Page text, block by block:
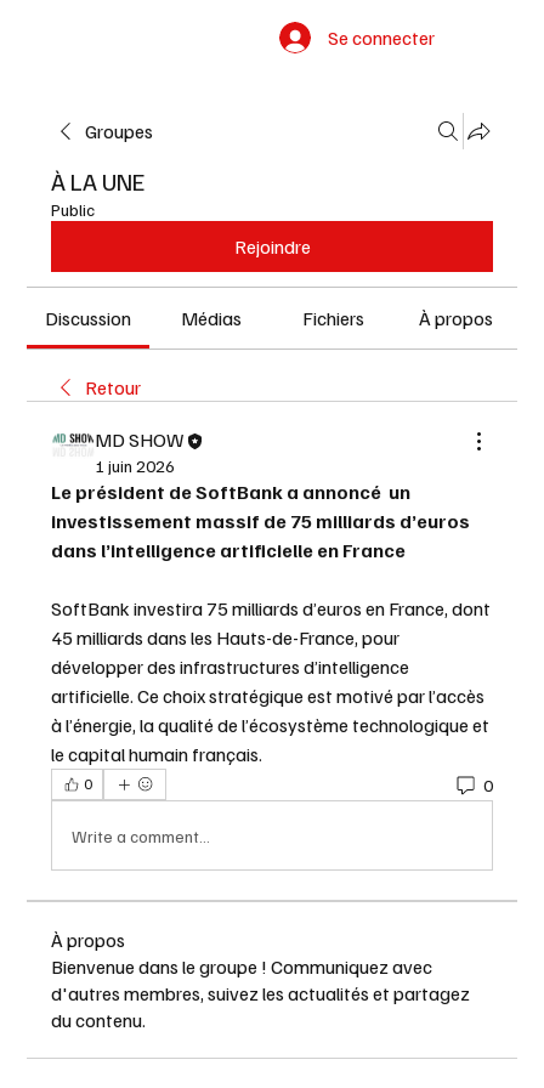
Se connecter
Groupes
À LA UNE
Public
Rejoindre
Discussion Médias Fichiers À propos
Retour
MD SHOW
1 juin 2026
Le président de SoftBank a annoncé  un
investissement massif de 75 milliards d’euros
dans l’intelligence artificielle en France
SoftBank investira 75 milliards d’euros en France, dont
45 milliards dans les Hauts-de-France, pour
développer des infrastructures d’intelligence
artificielle. Ce choix stratégique est motivé par l’accès
à l’énergie, la qualité de l’écosystème technologique et
le capital humain français.
0 0
Write a comment...
À propos
Bienvenue dans le groupe ! Communiquez avec
d'autres membres, suivez les actualités et partagez
du contenu.